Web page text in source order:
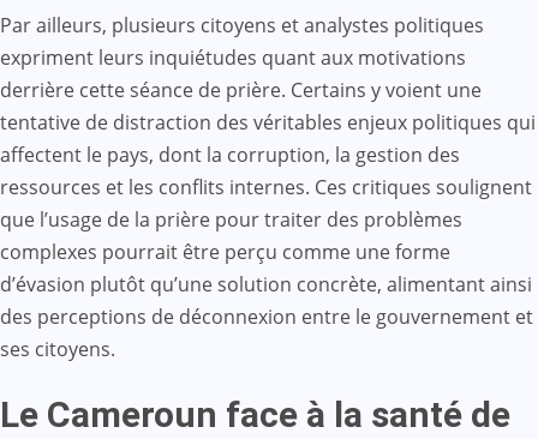
Par ailleurs, plusieurs citoyens et analystes politiques
expriment leurs inquiétudes quant aux motivations
derrière cette séance de prière. Certains y voient une
tentative de distraction des véritables enjeux politiques qui
affectent le pays, dont la corruption, la gestion des
ressources et les conflits internes. Ces critiques soulignent
que l’usage de la prière pour traiter des problèmes
complexes pourrait être perçu comme une forme
d’évasion plutôt qu’une solution concrète, alimentant ainsi
des perceptions de déconnexion entre le gouvernement et
ses citoyens.
Le Cameroun face à la santé de